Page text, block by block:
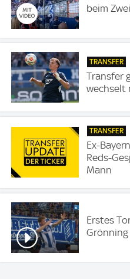
beim
TRANSFER
Transfer
wechselt
TRANSFER
Ex-
Reds-
Mann
Erstes